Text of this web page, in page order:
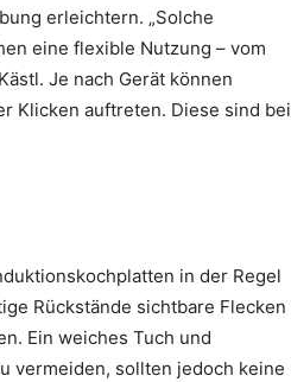
erleichtern. „Solche
eine flexible Nutzung – vom
Je nach Gerät können
Klicken auftreten. Diese sind bei
in der Regel
Rückstände sichtbare Flecken
Ein weiches Tuch und
vermeiden, sollten jedoch keine